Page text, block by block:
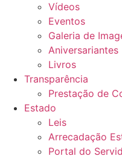
Vídeos
Eventos
Galeria de
Aniversariantes
Livros
Transparência
Prestação de
Estado
Leis
Arrecadação
Portal do